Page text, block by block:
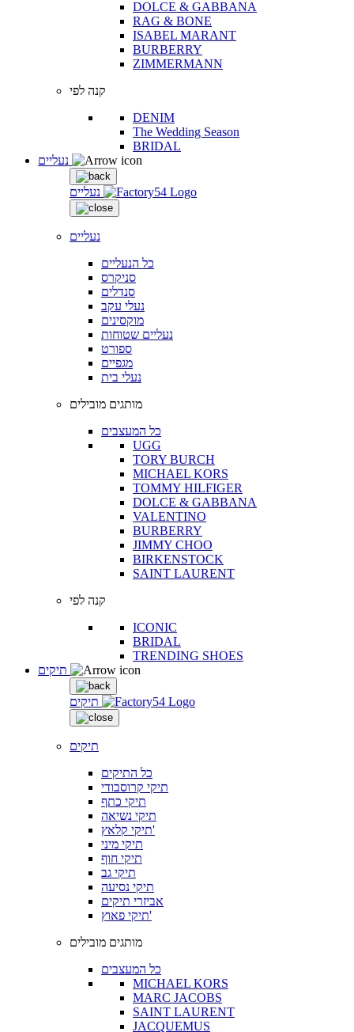
DOLCE & GABBANA
RAG & BONE
ISABEL MARANT
BURBERRY
ZIMMERMANN
קנה לפי
DENIM
The Wedding Season
BRIDAL
נעליים
נעליים
כל הנעליים
סניקרס
סנדלים
נעלי עקב
מוקסינים
נעליים שטוחות
ספורט
מגפיים
נעלי בית
מותגים מובילים
כל המעצבים
UGG
TORY BURCH
MICHAEL KORS
TOMMY HILFIGER
DOLCE & GABBANA
VALENTINO
BURBERRY
JIMMY CHOO
BIRKENSTOCK
SAINT LAURENT
קנה לפי
ICONIC
BRIDAL
TRENDING SHOES
תיקים
תיקים
כל התיקים
תיקי קרוסבודי
תיקי כתף
תיקי נשיאה
תיקי קלאץ'
תיקי מיני
תיקי חוף
תיקי גב
תיקי נסיעה
אביזרי תיקים
תיקי פאוץ'
מותגים מובילים
כל המעצבים
MICHAEL KORS
MARC JACOBS
SAINT LAURENT
JACQUEMUS